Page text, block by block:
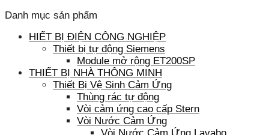
Danh mục sản phẩm
HIẾT BỊ ĐIỆN CÔNG NGHIỆP
Thiết bị tự động Siemens
Module mở rộng ET200SP
THIẾT BỊ NHÀ THÔNG MINH
Thiết Bị Vệ Sinh Cảm Ứng
Thùng rác tự động
Vòi cảm ứng cao cấp Stern
Vòi Nước Cảm Ứng